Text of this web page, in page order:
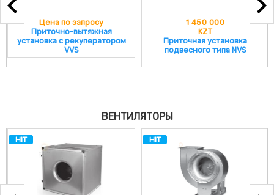
Цена по запросу
Приточно-вытяжная
установка с рекуператором
VVS
1 450 000
KZT
Приточная установка
подвесного типа NVS
ВЕНТИЛЯТОРЫ
HIT HIT